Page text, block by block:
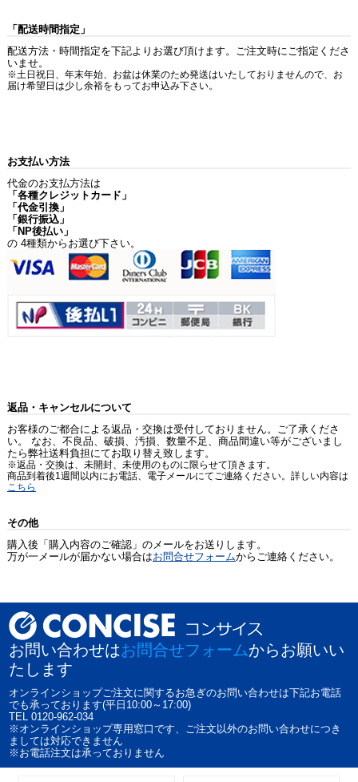
「配送時間指定」
配送方法・時間指定を下記よりお選び頂けます。ご注文時にご指定くださ
いませ。
※土日祝日、年末年始、お盆は休業のため発送はいたしておりませんので、お
届け希望日は少し余裕をもってお申込み下さい。
お支払い方法
代金のお支払方法は
「各種クレジットカード」
「代金引換」
「銀行振込」
「NP後払い」
の 4種類からお選び下さい。
返品・キャンセルについて
お客様のご都合による返品・交換は受付しておりません。ご了承くださ
い。 なお、不良品、破損、汚損、数量不足、商品間違い等がございまし
たら弊社送料負担にてお取り替え致します。
※返品・交換は、未開封、未使用のものに限らせて頂きます。
商品到着後1週間以内にお電話、電子メールにてご連絡ください。詳しい内容は
こちら
その他
購入後「購入内容のご確認」のメールをお送りします。
万が一メールが届かない場合はお問合せフォームからご連絡ください。
お問い合わせはお問合せフォームからお願いい
たします
オンラインショップご注文に関するお急ぎのお問い合わせは下記お電話
でも承っております(平日10:00～17:00)
TEL 0120-962-034
※オンラインショップ専用窓口です、ご注文以外のお問い合わせにつき
ましては対応できません
※お電話注文は承っておりません